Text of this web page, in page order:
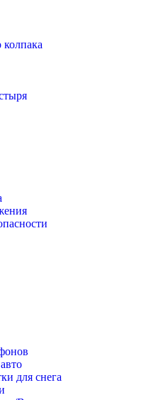
колпака
для снега